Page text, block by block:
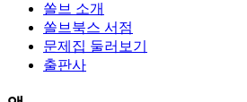
쏠브 소개
쏠브북스 서점
문제집 둘러보기
출판사